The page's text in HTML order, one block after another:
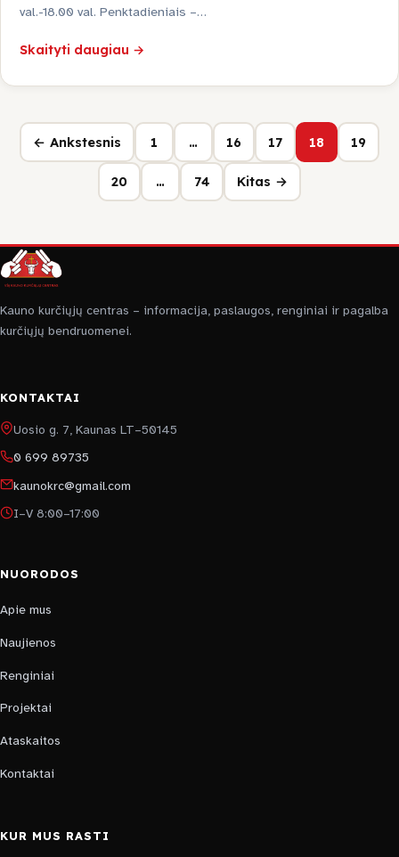
val.-18.00 val. Penktadieniais –…
Skaityti daugiau →
← Ankstesnis 1 … 16 17 18 19
20 … 74 Kitas →
Kauno kurčiųjų centras – informacija, paslaugos, renginiai ir pagalba
kurčiųjų bendruomenei.
KONTAKTAI
Uosio g. 7, Kaunas LT–50145
0 699 89735
kaunokrc@gmail.com
I–V 8:00–17:00
NUORODOS
Apie mus
Naujienos
Renginiai
Projektai
Ataskaitos
Kontaktai
KUR MUS RASTI